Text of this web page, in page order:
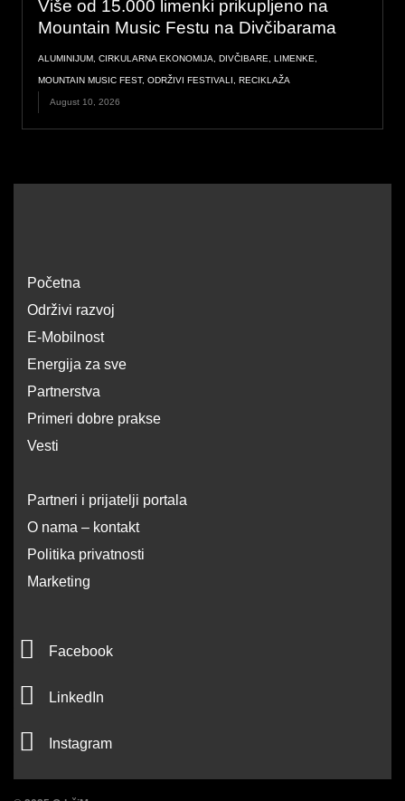
Više od 15.000 limenki prikupljeno na
Mountain Music Festu na Divčibarama
ALUMINIJUM CIRKULARNA EKONOMIJA DIVČIBARE LIMENKE
MOUNTAIN MUSIC FEST, ODRŽIVI FESTIVALI RECIKLAŽA
August 10, 2026
Početna
Održivi razvoj
E-Mobilnost
Energija za sve
Partnerstva
Primeri dobre prakse
Vesti
Partneri i prijatelji portala
O nama – kontakt
Politika privatnosti
Marketing
F
c
e
b
o
Facebook
L
n
k
LinkedIn
I
s
Instagram